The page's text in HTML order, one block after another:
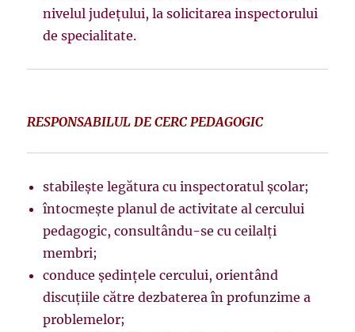
nivelul judeţului, la solicitarea inspectorului
de specialitate.
RESPONSABILUL DE CERC PEDAGOGIC
stabileşte legătura cu inspectoratul şcolar;
întocmeşte planul de activitate al cercului
pedagogic, consultându-se cu ceilalţi
membri;
conduce şedinţele cercului, orientând
discuţiile către dezbaterea în profunzime a
problemelor;